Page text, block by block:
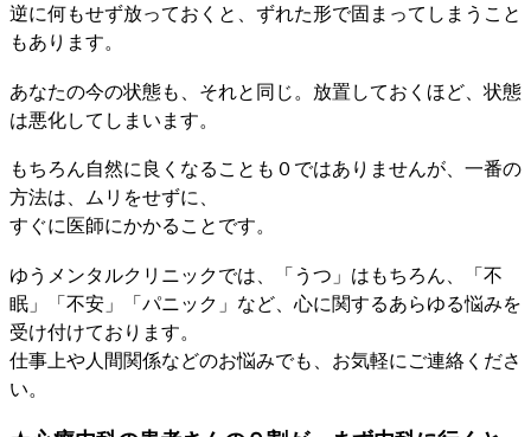
逆に何もせず放っておくと、ずれた形で固まってしまうこと
もあります。
あなたの今の状態も、それと同じ。放置しておくほど、状態
は悪化してしまいます。
もちろん自然に良くなることも０ではありませんが、一番の
方法は、ムリをせずに、
すぐに医師にかかることです。
ゆうメンタルクリニックでは、「うつ」はもちろん、「不
眠」「不安」「パニック」など、心に関するあらゆる悩みを
受け付けております。
仕事上や人間関係などのお悩みでも、お気軽にご連絡くださ
い。